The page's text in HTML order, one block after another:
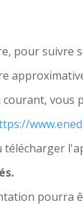
pour suivre
vous
télécharger
pourra